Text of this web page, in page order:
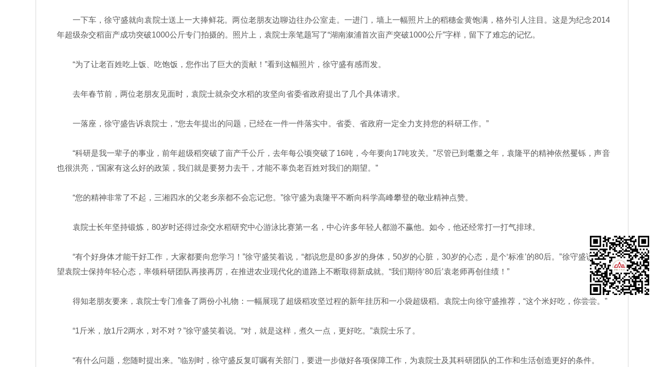
一下车，徐守盛就向袁院士送上一大捧鲜花。两位老朋友边聊边往办公室走。一进门，墙上一幅照片上的稻穗金黄饱满，格外引人注目。这是为纪念2014
年超级杂交稻亩产成功突破1000公斤专门拍摄的。照片上，袁院士亲笔题写了“湖南溆浦首次亩产突破1000公斤”字样，留下了难忘的记忆。
“为了让老百姓吃上饭、吃饱饭，您作出了巨大的贡献！”看到这幅照片，徐守盛有感而发。
去年春节前，两位老朋友见面时，袁院士就杂交水稻的攻坚向省委省政府提出了几个具体请求。
一落座，徐守盛告诉袁院士，“您去年提出的问题，已经在一件一件落实中。省委、省政府一定全力支持您的科研工作。”
“科研是我一辈子的事业，前年超级稻突破了亩产千公斤，去年每公顷突破了16吨，今年要向17吨攻关。”尽管已到耄耋之年，袁隆平的精神依然矍铄，声音
也很洪亮，“国家有这么好的政策，我们就是要努力去干，才能不辜负老百姓对我们的期望。”
“您的精神非常了不起，三湘四水的父老乡亲都不会忘记您。”徐守盛为袁隆平不断向科学高峰攀登的敬业精神点赞。
袁院士长年坚持锻炼，80岁时还得过杂交水稻研究中心游泳比赛第一名，中心许多年轻人都游不赢他。如今，他还经常打一打气排球。
“有个好身体才能干好工作，大家都要向您学习！”徐守盛笑着说，“都说您是80多岁的身体，50岁的心脏，30岁的心态，是个‘标准’的80后。”徐守盛说，希
望袁院士保持年轻心态，率领科研团队再接再厉，在推进农业现代化的道路上不断取得新成就。“我们期待‘80后’袁老师再创佳绩！”
得知老朋友要来，袁院士专门准备了两份小礼物：一幅展现了超级稻攻坚过程的新年挂历和一小袋超级稻。袁院士向徐守盛推荐，“这个米好吃，你尝尝。”
“1斤米，放1斤2两水，对不对？”徐守盛笑着说。“对，就是这样，煮久一点，更好吃。”袁院士乐了。
“有什么问题，您随时提出来。”临别时，徐守盛反复叮嘱有关部门，要进一步做好各项保障工作，为袁院士及其科研团队的工作和生活创造更好的条件。